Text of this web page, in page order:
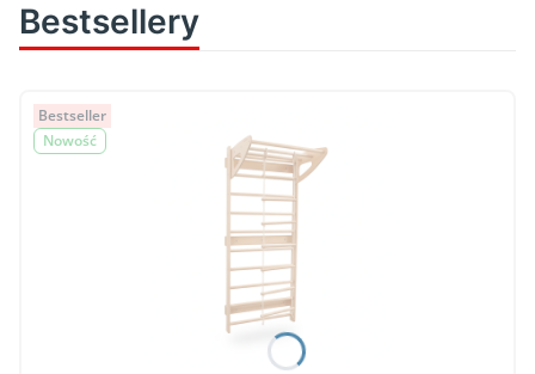
Bestsellery
Bestseller
Nowość